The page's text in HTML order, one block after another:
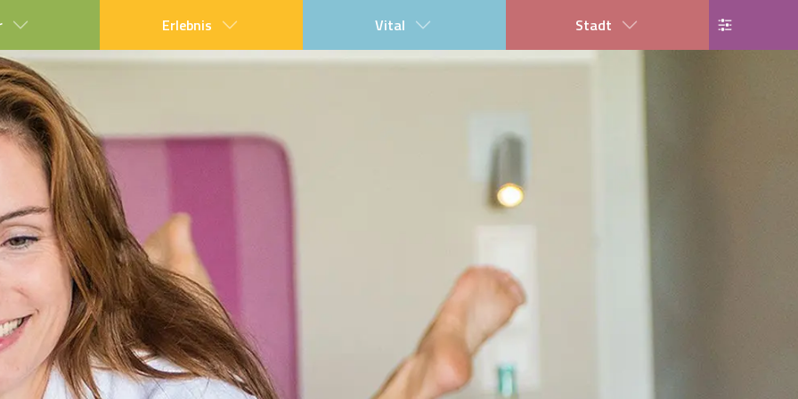
Erlebnis Vital Stadt